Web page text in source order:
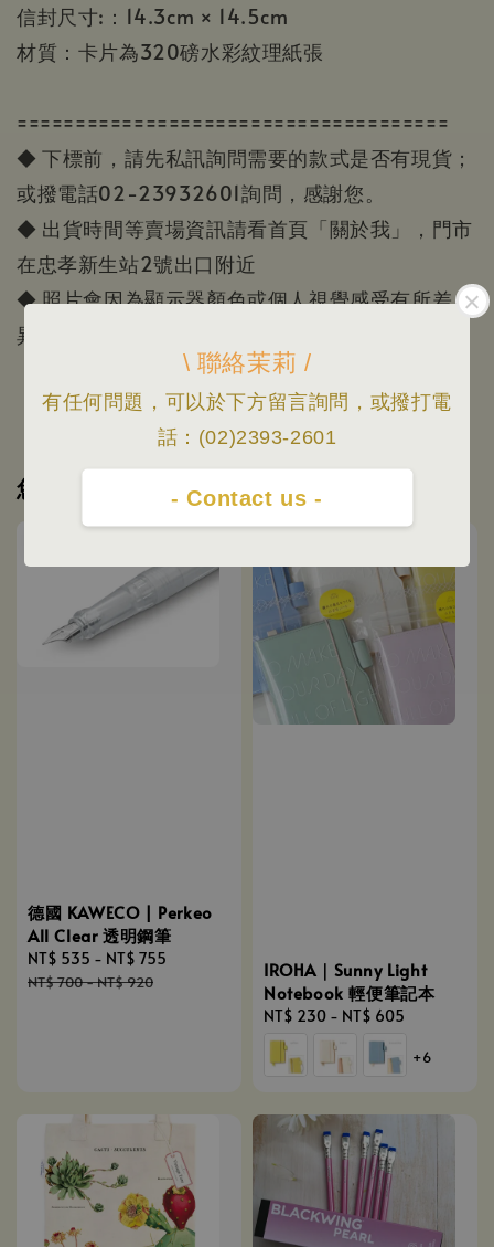
\ 聯絡茉莉 /
有任何問題，可以於下方留言詢問，或撥打電
話：(02)2393-2601
- Contact us -
信封尺寸:：14.3cm × 14.5cm
材質：卡片為320磅水彩紋理紙張
=====================================
◆ 下標前，請先私訊詢問需要的款式是否有現貨；
或撥電話02-23932601詢問，感謝您。
◆ 出貨時間等賣場資訊請看首頁「關於我」，門市
在忠孝新生站2號出口附近
◆ 照片會因為顯示器顏色或個人視覺感受有所差
異，本賣場照片/資訊僅供參考，一切以實品為主。
您可能也喜歡
德國 KAWECO | Perkeo
All Clear 透明鋼筆
Sale
price
NT$ 535 - NT$ 755
NT$ 700-NT$ 920
IROHA｜Sunny Light
Notebook 輕便筆記本
Regular
price
NT$ 230 - NT$ 605
+6